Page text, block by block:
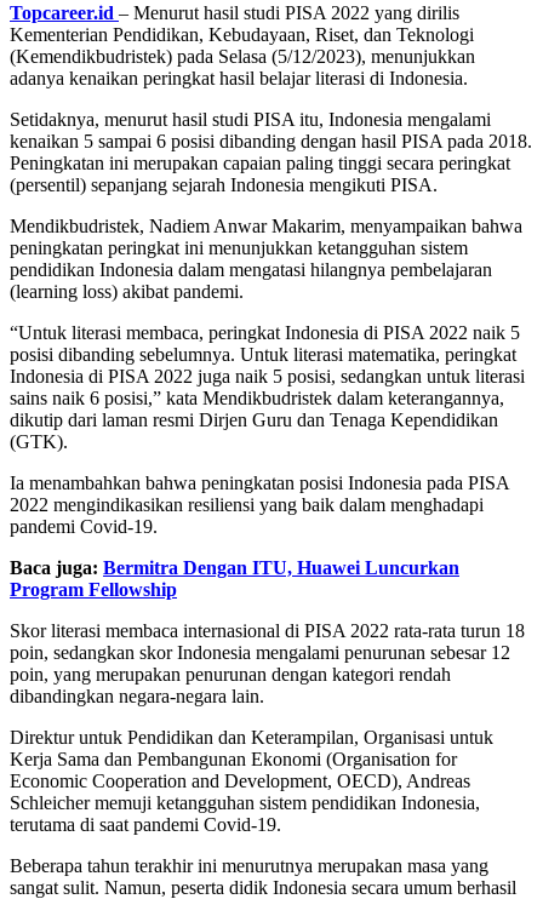
Topcareer.id – Menurut hasil studi PISA 2022 yang dirilis
Kementerian Pendidikan, Kebudayaan, Riset, dan Teknologi
(Kemendikbudristek) pada Selasa (5/12/2023), menunjukkan
adanya kenaikan peringkat hasil belajar literasi di Indonesia.
Setidaknya, menurut hasil studi PISA itu, Indonesia mengalami
kenaikan 5 sampai 6 posisi dibanding dengan hasil PISA pada 2018.
Peningkatan ini merupakan capaian paling tinggi secara peringkat
(persentil) sepanjang sejarah Indonesia mengikuti PISA.
Mendikbudristek, Nadiem Anwar Makarim, menyampaikan bahwa
peningkatan peringkat ini menunjukkan ketangguhan sistem
pendidikan Indonesia dalam mengatasi hilangnya pembelajaran
(learning loss) akibat pandemi.
“Untuk literasi membaca, peringkat Indonesia di PISA 2022 naik 5
posisi dibanding sebelumnya. Untuk literasi matematika, peringkat
Indonesia di PISA 2022 juga naik 5 posisi, sedangkan untuk literasi
sains naik 6 posisi,” kata Mendikbudristek dalam keterangannya,
dikutip dari laman resmi Dirjen Guru dan Tenaga Kependidikan
(GTK).
Ia menambahkan bahwa peningkatan posisi Indonesia pada PISA
2022 mengindikasikan resiliensi yang baik dalam menghadapi
pandemi Covid-19.
Baca juga: Bermitra Dengan ITU, Huawei Luncurkan
Program Fellowship
Skor literasi membaca internasional di PISA 2022 rata-rata turun 18
poin, sedangkan skor Indonesia mengalami penurunan sebesar 12
poin, yang merupakan penurunan dengan kategori rendah
dibandingkan negara-negara lain.
Direktur untuk Pendidikan dan Keterampilan, Organisasi untuk
Kerja Sama dan Pembangunan Ekonomi (Organisation for
Economic Cooperation and Development, OECD), Andreas
Schleicher memuji ketangguhan sistem pendidikan Indonesia,
terutama di saat pandemi Covid-19.
Beberapa tahun terakhir ini menurutnya merupakan masa yang
sangat sulit. Namun, peserta didik Indonesia secara umum berhasil